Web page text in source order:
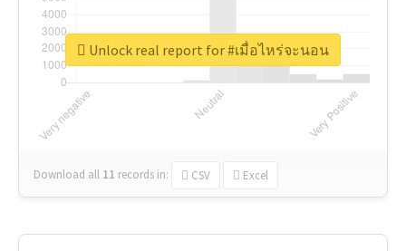
Download all 11 records in: CSV Excel
Unlock real report for #เมื่อไหร่จะนอน